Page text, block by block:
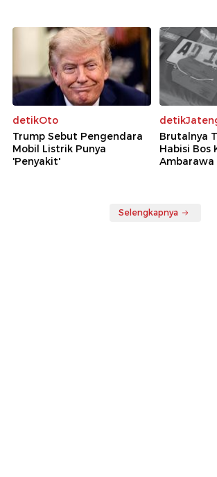
detikOto
Trump Sebut Pengendara
Mobil Listrik Punya
'Penyakit'
Brutalnya
Habisi Bos
Ambarawa
Selengkapnya